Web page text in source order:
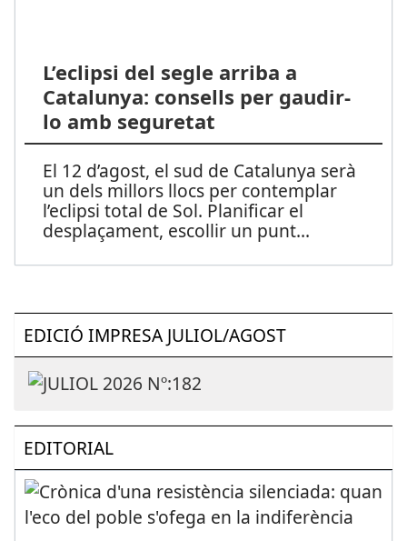
L’eclipsi del segle arriba a
Catalunya: consells per gaudir-
lo amb seguretat
El 12 d’agost, el sud de Catalunya serà
un dels millors llocs per contemplar
l’eclipsi total de Sol. Planificar el
desplaçament, escollir un punt...
EDICIÓ IMPRESA JULIOL/AGOST
EDITORIAL